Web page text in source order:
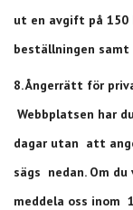
ut en avgift på 150
beställningen
8. Ångerrätt för
Webbplatsen har
dagar utan att
sägs nedan. Om
meddela oss